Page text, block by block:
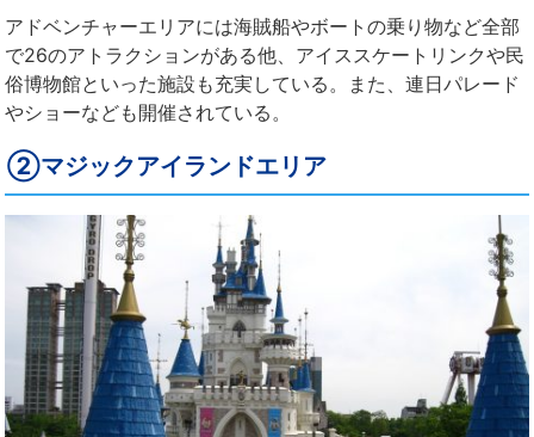
アドベンチャーエリアには海賊船やボートの乗り物など全部
で26のアトラクションがある他、アイススケートリンクや民
俗博物館といった施設も充実している。また、連日パレード
やショーなども開催されている。
②マジックアイランドエリア